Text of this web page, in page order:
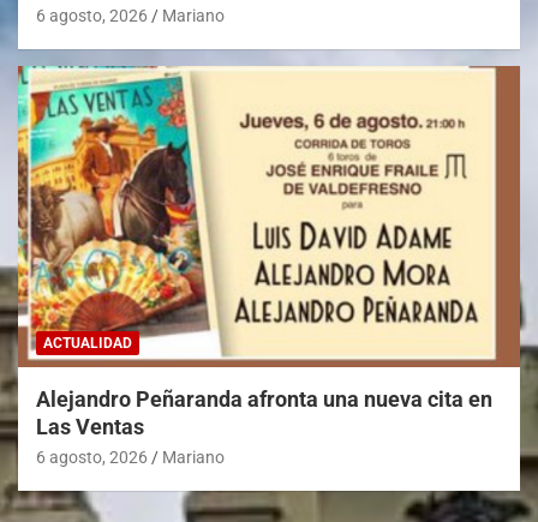
6 agosto, 2026 Mariano
ACTUALIDAD
Alejandro Peñaranda afronta una nueva cita en
Las Ventas
6 agosto, 2026 Mariano